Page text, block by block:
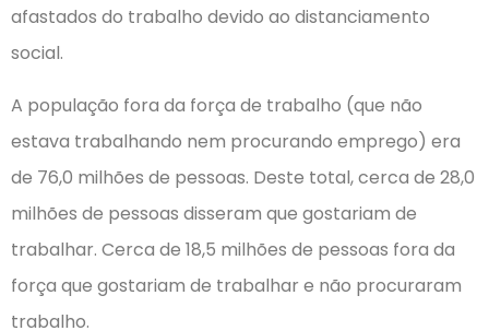
afastados do trabalho devido ao distanciamento
social.
A população fora da força de trabalho (que não
estava trabalhando nem procurando emprego) era
de 76,0 milhões de pessoas. Deste total, cerca de 28,0
milhões de pessoas disseram que gostariam de
trabalhar. Cerca de 18,5 milhões de pessoas fora da
força que gostariam de trabalhar e não procuraram
trabalho.